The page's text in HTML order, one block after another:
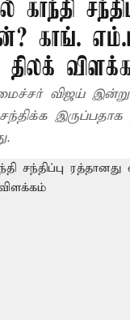
காந்தி
காங்.
திலக்
விஜய் இன்று